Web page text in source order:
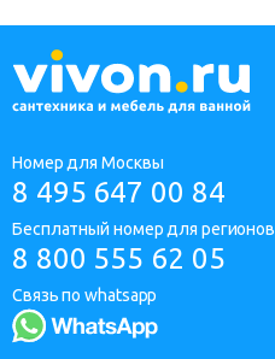
Номер для Москвы
8 495 647 00 84
Бесплатный номер для регионов
8 800 555 62 05
Связь по whatsapp